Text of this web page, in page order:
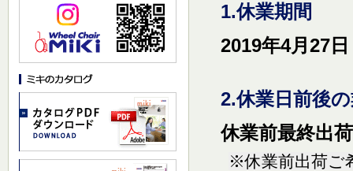
1.休業期間
2019年4月27
2.休業日前後
休業前最終出
※休業前出荷ご